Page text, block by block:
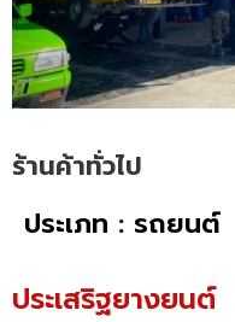
ร้านค้าทั่วไป
ประเภท : รถยนต์
ประเสริฐยางยนต์